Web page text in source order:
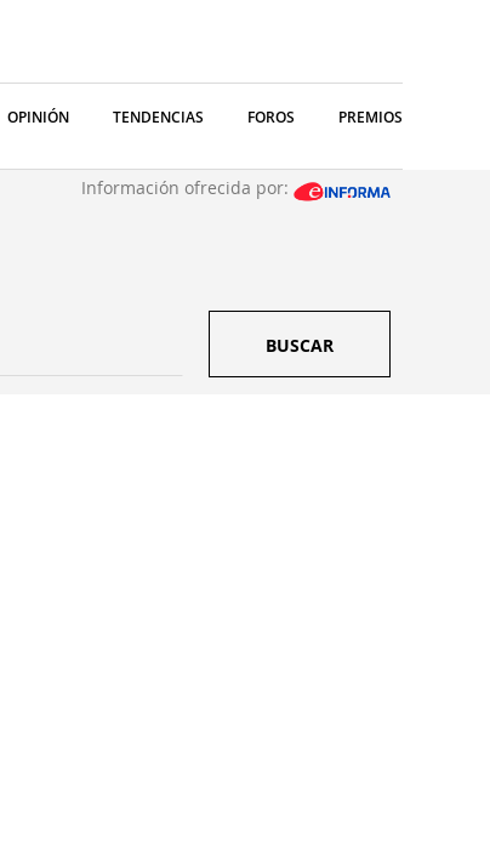
OPINIÓN TENDENCIAS FOROS PREMIOS
Información ofrecida por:
BUSCAR